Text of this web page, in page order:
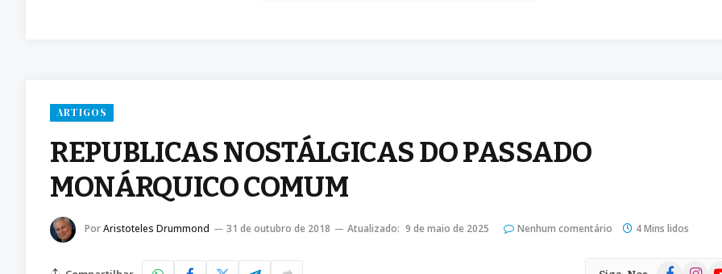
ARTIGOS
REPUBLICAS NOSTÁLGICAS DO PASSADO
MONÁRQUICO COMUM
PorAristoteles Drummond 31 de outubro de 2018 Atualizado: 9 de maio de 2025 Nenhum comentário 4 Mins lidos
Facebook